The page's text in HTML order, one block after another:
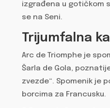
izgrađena u gotičkom
se na Seni.
Trijumfalna
Arc de Triomphe je
Šarla de Gola,
zvezde“. Spomenik je
borcima za Francusku.